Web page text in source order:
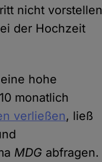
nicht vorstellen
der Hochzeit
hohe
monatlich
verließen, ließ
MDG abfragen.